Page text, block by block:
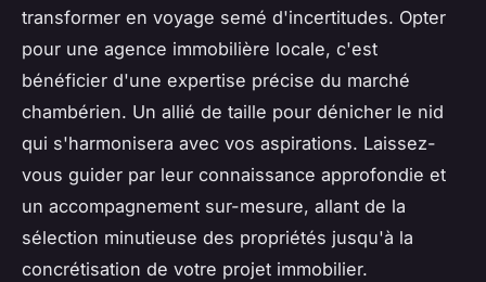
transformer en voyage semé d'incertitudes. Opter
pour une agence immobilière locale, c'est
bénéficier d'une expertise précise du marché
chambérien. Un allié de taille pour dénicher le nid
qui s'harmonisera avec vos aspirations. Laissez-
vous guider par leur connaissance approfondie et
un accompagnement sur-mesure, allant de la
sélection minutieuse des propriétés jusqu'à la
concrétisation de votre projet immobilier.